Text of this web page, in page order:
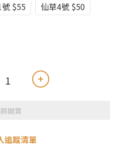
$55 仙草4號 $50
開賣
追蹤清單